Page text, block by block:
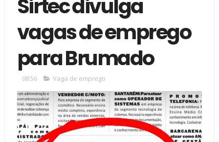
Sirtec divulga
vagas de emprego
para Brumado
08:56 Vaga de emprego